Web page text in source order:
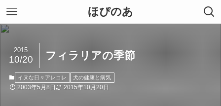
ほぴのあ
フィラリアの季節
2015
10/20
イヌな日々アレコレ 犬の健康と病気
2003年5月8日 2015年10月20日